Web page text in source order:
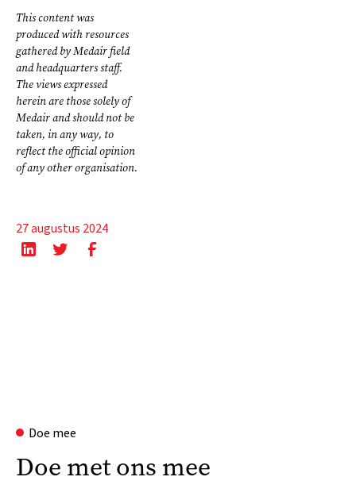
This content was
produced with resources
gathered by Medair field
and headquarters staff.
The views expressed
herein are those solely of
Medair and should not be
taken, in any way, to
reflect the official opinion
of any other organisation.
27 augustus 2024
Doe mee
Doe met ons mee